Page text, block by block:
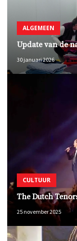
ALGEMEEN
Update van de
30 januari 2026
CULTUUR
The Dutch
25 november 2025